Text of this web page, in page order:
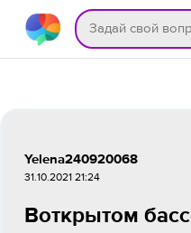
Yelena240920068
31.10.2021 21:24
Воткрытом